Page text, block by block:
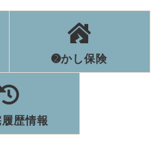
➋かし保険
歴情報